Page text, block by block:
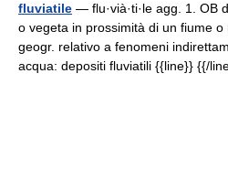
fluviatile — flu·vià·ti·le agg. 1. OB
o vegeta in prossimità di un fiume
geogr. relativo a fenomeni
acqua: depositi fluviatili {{line}} {{/